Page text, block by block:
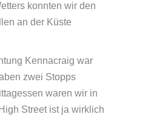
konnten wir den
an der Küste
Kennacraig war
zwei Stopps
waren wir in
Street ist ja wirklich